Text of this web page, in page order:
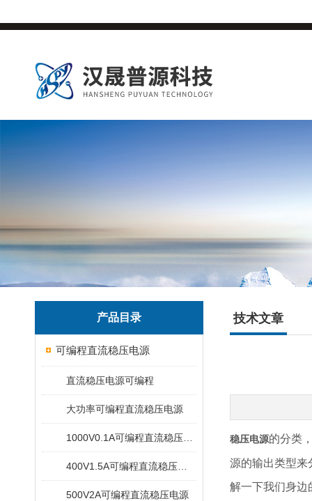
产品目录
可编程直流稳压电源
直流稳压电源可编程
大功率可编程直流稳压电源
500V2A可编程直流稳压电源
技术文章
稳压电源的分类
源的输出类型来
解一下我们身边